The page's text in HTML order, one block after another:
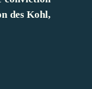
des Kohl,